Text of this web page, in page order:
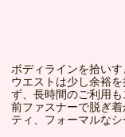
ボディラインを拾い
ウエストは少し余裕
ず、長時間のご利用
前ファスナーで脱ぎ
ティ、フォーマルな